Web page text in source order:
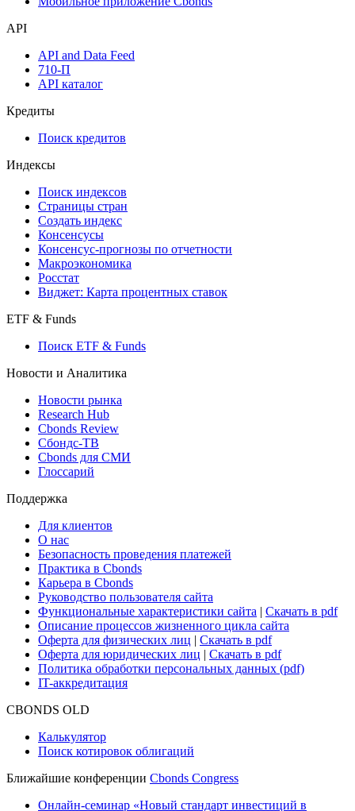
API
API and Data Feed
710-П
API каталог
Кредиты
Поиск кредитов
Индексы
Поиск индексов
Страницы стран
Создать индекс
Консенсусы
Консенсус-прогнозы по отчетности
Макроэкономика
Росстат
Виджет: Карта процентных ставок
ETF & Funds
Поиск ETF & Funds
Новости и Аналитика
Новости рынка
Research Hub
Cbonds Review
Сбондс-ТВ
Cbonds для СМИ
Глоссарий
Поддержка
Для клиентов
О нас
Безопасность проведения платежей
Практика в Cbonds
Карьера в Cbonds
Руководство пользователя сайта
Функциональные характеристики сайта | Скачать в pdf
Описание процессов жизненного цикла сайта
Оферта для физических лиц | Скачать в pdf
Оферта для юридических лиц | Скачать в pdf
Политика обработки персональных данных (pdf)
IT-аккредитация
CBONDS OLD
Калькулятор
Поиск котировок облигаций
Ближайшие конференции Cbonds Congress
Онлайн-семинар «Новый стандарт инвестиций в